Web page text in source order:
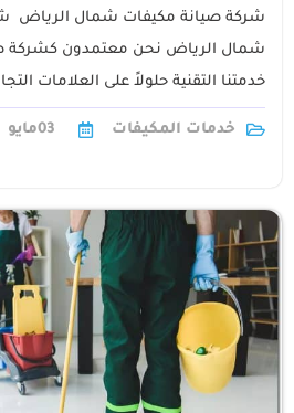
شركة صيانة مكيفات شمال الرياض
شمال الرياض نحن معتمدون كشركة
خدمتنا التقنية حلولاً على العلامات
الهواء في السوق فنحن نخدم1
خدمات المكيفات
03مايو